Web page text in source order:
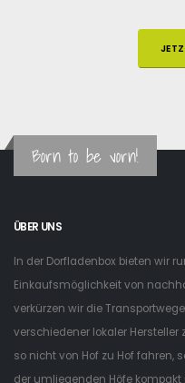
Born to be vorn!
ÜBER UNS
In der Dorfladenbox bieten wir
Einkaufsmöglichkeit von
verkürzen wir die
verschiedener lokaler
so nicht von Hof zu Hof fahren,
der umliegenden Höfe kompakt